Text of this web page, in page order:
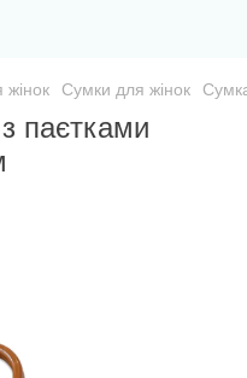
жінок Сумки для жінок
паєтками